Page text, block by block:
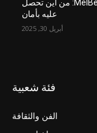
أحدث إصدار من MelBet APK: من أين تحصل
عليه بأمان
أبريل 30, 2025
فئة شعبية
الفن والثقافة